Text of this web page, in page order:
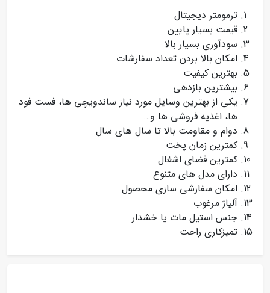
ترمومتر دیجیتال
قیمت بسیار پایین
سودآوری بسیار بالا
امکان بالا بردن تعداد سفارشات
بهترین کیفیت
بیشترین بازدهی
یکی از بهترین وسایل مورد نیاز ساندویچی ها، فست فود
ها، اغذیه فروشی ها و…
دوام و مقاومت بالا تا سال های سال
کمترین زمان پخت
کمترین فضای اشغال
دارای مدل های متنوع
امکان سفارشی سازی محصول
آلیاژ مرغوب
جنس استیل مات یا خشدار
تمیزکاری راحت